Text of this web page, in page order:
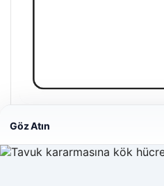
Bulkoon Toptan Ayakkabı
Göz Atın